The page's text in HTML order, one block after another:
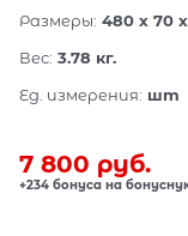
Размеры: 480 x 70
Вес: 3.78 кг.
Ед. измерения: шт
7 800 руб.
+234 бонуса на